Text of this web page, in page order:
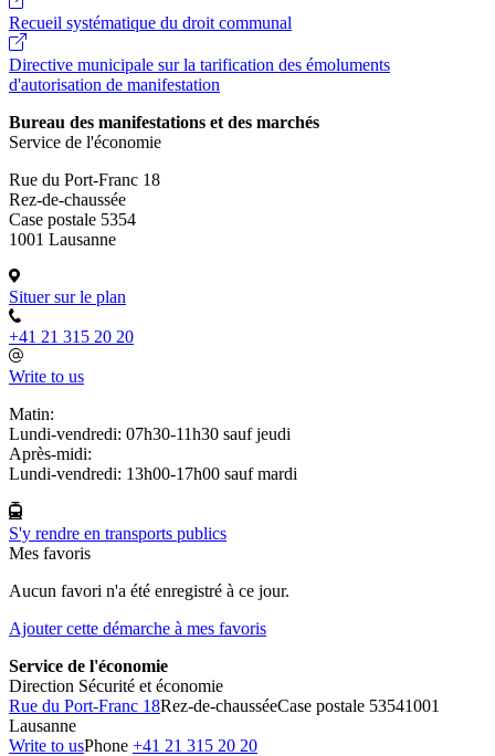
Recueil systématique du droit communal
Directive municipale sur la tarification des émoluments
d'autorisation de manifestation
Bureau des manifestations et des marchés
Service de l'économie
Rue du Port-Franc 18
Rez-de-chaussée
Case postale 5354
1001 Lausanne
Situer sur le plan
+41 21 315 20 20
Write to us
Matin:
Lundi-vendredi: 07h30-11h30 sauf jeudi
Après-midi:
Lundi-vendredi: 13h00-17h00 sauf mardi
S'y rendre en transports publics
Mes favoris
Aucun favori n'a été enregistré à ce jour.
Ajouter cette démarche à mes favoris
Service de l'économie
Direction Sécurité et économie
Rue du Port-Franc 18Rez-de-chausséeCase postale 53541001
Lausanne
Write to usPhone +41 21 315 20 20